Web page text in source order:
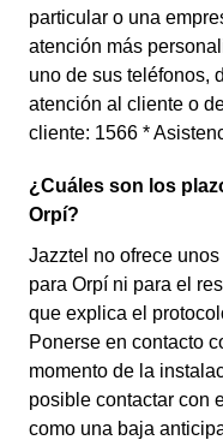
particular o una
atención más
uno de sus teléfonos,
atención al cliente o
cliente: 1566 *
¿Cuáles son los
Orpí?
Jazztel no ofrece
para Orpí ni para el
que explica el
Ponerse en contacto
momento de la
posible contactar con
como una baja